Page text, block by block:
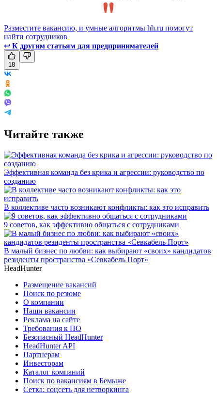
Разместите вакансию, и умные алгоритмы hh.ru помогут
найти сотрудников
↩ К другим статьям для предпринимателей
18
Читайте также
Эффективная команда без крика и агрессии: руководство по
созданию
В коллективе часто возникают конфликты: как это исправить
9 советов, как эффективно общаться с сотрудниками
В малый бизнес по любви: как выбирают «своих» кандидатов
резиденты пространства «Севкабель Порт»
HeadHunter
Размещение вакансий
Поиск по резюме
О компании
Наши вакансии
Реклама на сайте
Требования к ПО
Безопасный HeadHunter
HeadHunter API
Партнерам
Инвесторам
Каталог компаний
Поиск по вакансиям в Бемыже
Сетка: соцсеть для нетворкинга